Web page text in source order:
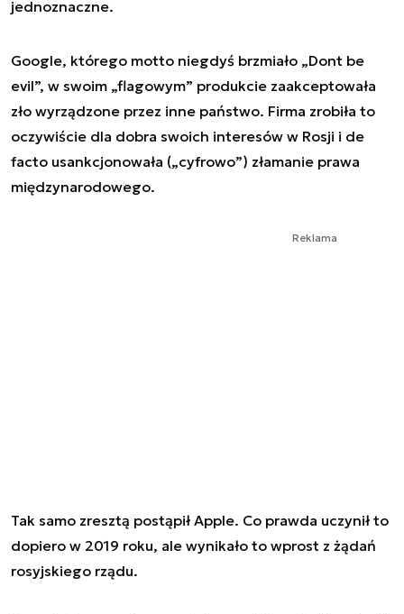
jednoznaczne.
Google, którego motto niegdyś brzmiało „Dont be
evil”, w swoim „flagowym” produkcie zaakceptowała
zło wyrządzone przez inne państwo. Firma zrobiła to
oczywiście dla dobra swoich interesów w Rosji i de
facto usankcjonowała („cyfrowo”) złamanie prawa
międzynarodowego.
Reklama
Tak samo zresztą postąpił Apple. Co prawda uczynił to
dopiero w 2019 roku, ale wynikało to wprost z żądań
rosyjskiego rządu.